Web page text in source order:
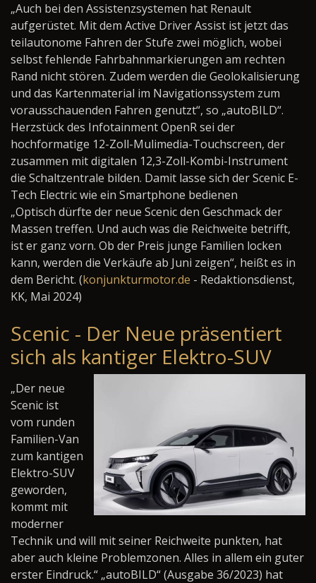
„Auch bei den Assistenzsystemen hat Renault
aufgerüstet. Mit dem Active Driver Assist ist jetzt das
teilautonome Fahren der Stufe zwei möglich, wobei
selbst fehlende Fahrbahnmarkierungen am rechten
Rand nicht stören. Zudem werden die Geolokalisierung
und das Kartenmaterial im Navigationssystem zum
vorausschauenden Fahren genutzt“, so „autoBILD“.
Herzstück des Infotainment OpenR sei der
hochformatige 12-Zoll-Mulimedia-Touchscreen, der
zusammen mit digitalen 12,3-Zoll-Kombi-Instrument
die Schaltzentrale bilden. Damit lasse sich der Scenic E-
Tech Electric wie ein Smartphone bedienen
„Optisch dürfte der neue Scenic den Geschmack der
Massen treffen. Und auch was die Reichweite betrifft,
ist er ganz vorn. Ob der Preis junge Familien locken
kann, werden die Verkäufe ab Juni zeigen“, heißt es in
dem Bericht. (konjunkturmotor.de - Redaktionsdienst,
KK, Mai 2024)
Scenic - Der Neue präsentiert
sich als kantiger Elektro-SUV
„Der neue
Scenic ist
vom runden
Familien-Van
zum kantigen
Elektro-SUV
geworden,
kommt mit
moderner
Technik und will mit seiner Reichweite punkten, hat
aber auch kleine Problemzonen. Alles in allem ein guter
erster Eindruck.“ „autoBILD“ (Ausgabe 36/2023) hat